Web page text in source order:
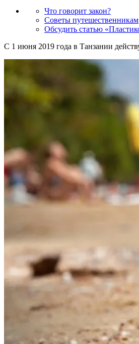
Что говорит закон?
Советы путешественникам
Обсудить статью
С 1 июня 2019 года в Танзании